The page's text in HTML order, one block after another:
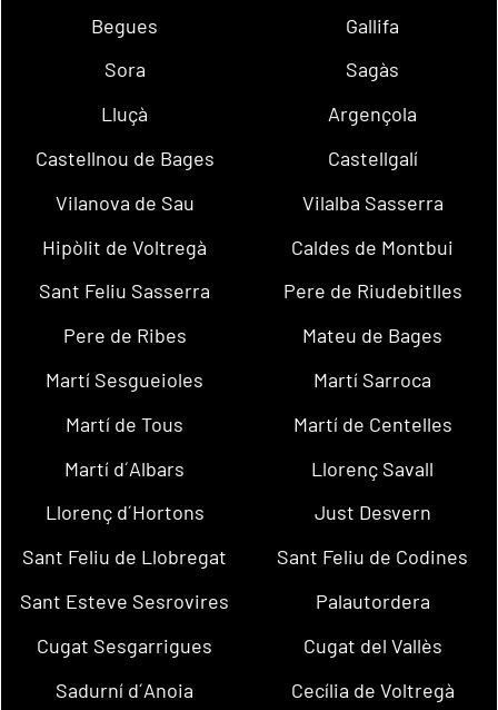
Begues
Gallifa
Sora
Sagàs
Lluçà
Argençola
Castellnou de Bages
Castellgalí
Vilanova de Sau
Vilalba Sasserra
Hipòlit de Voltregà
Caldes de Montbui
Sant Feliu Sasserra
Pere de Riudebitlles
Pere de Ribes
Mateu de Bages
Martí Sesgueioles
Martí Sarroca
Martí de Tous
Martí de Centelles
Martí d´Albars
Llorenç Savall
Llorenç d´Hortons
Just Desvern
Sant Feliu de Llobregat
Sant Feliu de Codines
Sant Esteve Sesrovires
Palautordera
Cugat Sesgarrigues
Cugat del Vallès
Sadurní d´Anoia
Cecília de Voltregà